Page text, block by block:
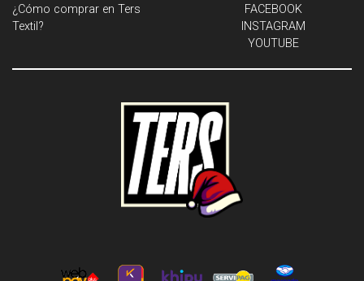
¿Cómo comprar en Ters
Textil?
FACEBOOK
INSTAGRAM
YOUTUBE